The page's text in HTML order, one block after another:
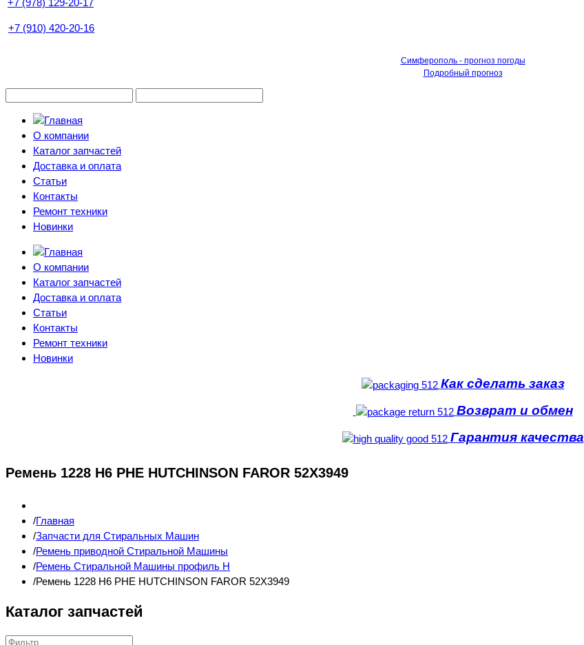
+7 (978) 129-20-17
+7 (910) 420-20-16
Симферополь - прогноз погоды
Подробный прогноз
О компании
Каталог запчастей
Доставка и оплата
Статьи
Контакты
Ремонт техники
Новинки
О компании
Каталог запчастей
Доставка и оплата
Статьи
Контакты
Ремонт техники
Новинки
Как сделать заказ
Возврат и обмен
Гарантия качества
Ремень 1228 H6 PHE HUTCHINSON FAROR 52X3949
Главная
Запчасти для Стиральных Машин
Ремень приводной Стиральной Машины
Ремень Стиральной Машины профиль H
Ремень 1228 H6 PHE HUTCHINSON FAROR 52X3949
Каталог запчастей